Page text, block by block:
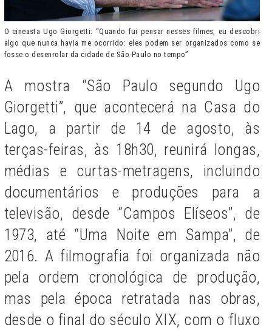
O cineasta Ugo Giorgetti: “Quando fui pensar nesses filmes, eu descobri
algo que nunca havia me ocorrido: eles podem ser organizados como se
fosse o desenrolar da cidade de São Paulo no tempo”
A mostra “São Paulo segundo Ugo
Giorgetti”, que acontecerá na Casa do
Lago, a partir de 14 de agosto, às
terças-feiras, às 18h30, reunirá longas,
médias e curtas-metragens, incluindo
documentários e produções para a
televisão, desde “Campos Elíseos”, de
1973, até “Uma Noite em Sampa”, de
2016. A filmografia foi organizada não
pela ordem cronológica de produção,
mas pela época retratada nas obras,
desde o final do século XIX, com o fluxo